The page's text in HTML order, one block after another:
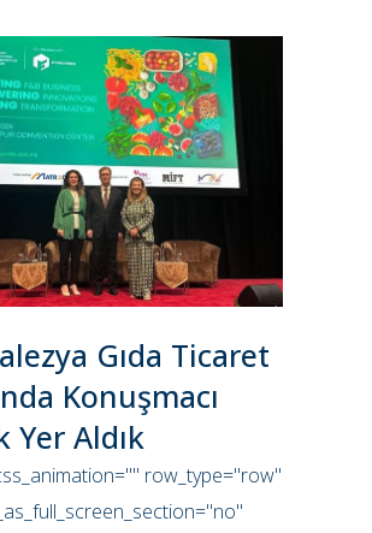
Gıda Ticaret
Konuşmacı
Yer Aldık
row_type="row"